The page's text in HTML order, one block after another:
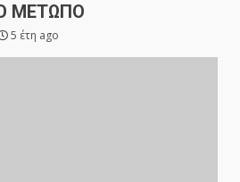
ΜΕΤΩΠΟ
5 έτη ago